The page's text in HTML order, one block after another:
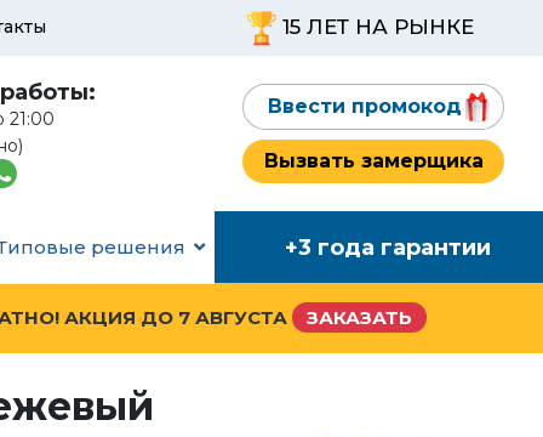
15 ЛЕТ НА РЫНКЕ
21:00
Ввести промокод
Вызвать замерщика
решения +3 года гарантии
АКЦИЯ ДО 7 АВГУСТА ЗАКАЗАТЬ